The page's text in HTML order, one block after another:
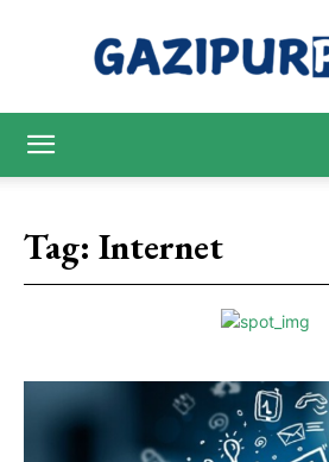
Tag: Internet